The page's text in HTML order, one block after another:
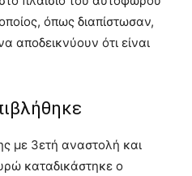
όπως διαπίστωσαν,
αποδεικνύουν ότι είναι
με 3ετή αναστολή και
καταδικάστηκε ο